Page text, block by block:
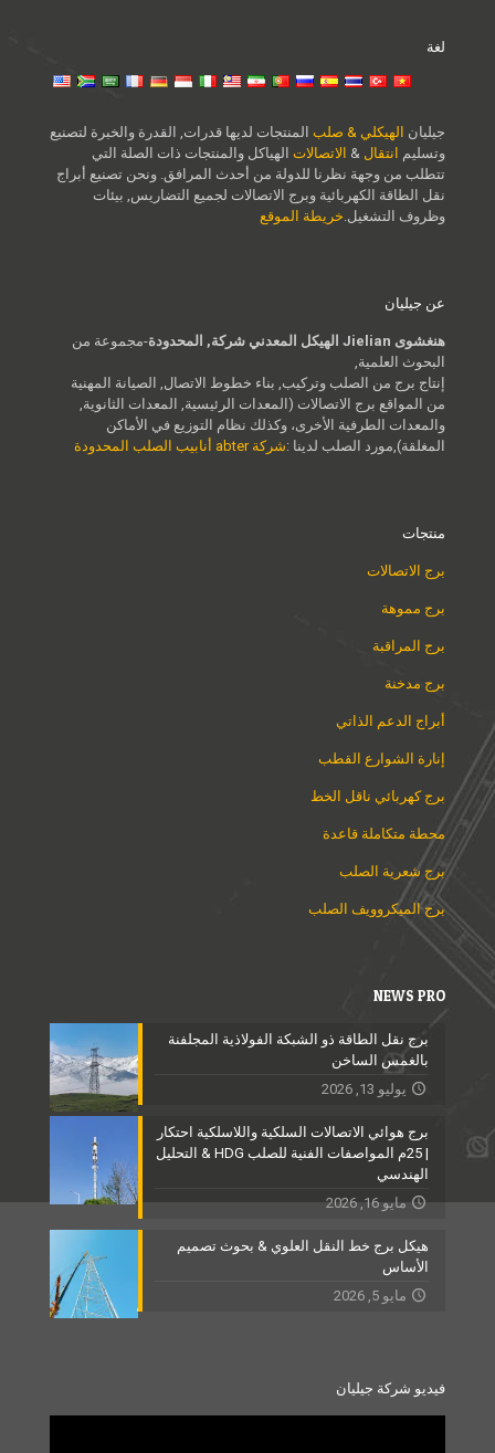
لغة
جيليان الهيكلي & صلب المنتجات لديها قدرات, القدرة والخبرة لتصنيع
وتسليم انتقال & الاتصالات الهياكل والمنتجات ذات الصلة التي
تتطلب من وجهة نظرنا للدولة من أحدث المرافق. ونحن تصنيع أبراج
نقل الطاقة الكهربائية وبرج الاتصالات لجميع التضاريس, بيئات
وظروف التشغيل.خريطة الموقع
عن جيليان
هنغشوى Jielian الهيكل المعدني شركة, المحدودة
-مجموعة من
البحوث العلمية,
إنتاج برج من الصلب وتركيب, بناء خطوط الاتصال, الصيانة المهنية
من المواقع برج الاتصالات (المعدات الرئيسية, المعدات الثانوية,
والمعدات الطرفية الأخرى، وكذلك نظام التوزيع في الأماكن
المغلقة),مورد الصلب لدينا :شركة abter أنابيب الصلب المحدودة
منتجات
برج الاتصالات
برج مموهة
برج المراقبة
برج مدخنة
أبراج الدعم الذاتي
إنارة الشوارع القطب
برج كهربائي ناقل الخط
محطة متكاملة قاعدة
برج شعرية الصلب
برج الميكروويف الصلب
NEWS PRO
برج نقل الطاقة ذو الشبكة الفولاذية المجلفنة
بالغمس الساخن
يوليو 13, 2026
برج هوائي الاتصالات السلكية واللاسلكية احتكار
| 25م المواصفات الفنية للصلب HDG & التحليل
الهندسي
مايو 16, 2026
هيكل برج خط النقل العلوي & بحوث تصميم
الأساس
مايو 5, 2026
فيديو شركة جيليان